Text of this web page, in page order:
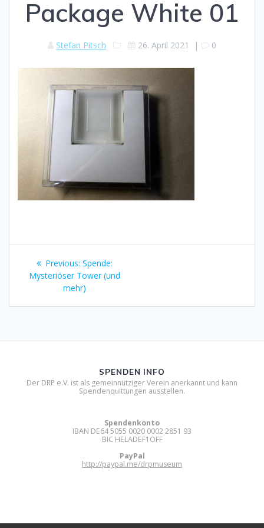
Package White 01
Stefan Pitsch 26. April 2021 | 0
Beitragsnavigation
Previous: Previous
post:
Spende:
Mysteriöser Tower (und
mehr)
SPENDEN INFO
Der DRP e.V. ist als gemeinnütziger Verein anerkannt und kann
Spendenquittungen ausstellen.
Spendenkonto
IBAN DE64 5055 0020 0002 2851 93
BIC HELADEF1OFF
PayPal
http://paypal.me/drpmuseum